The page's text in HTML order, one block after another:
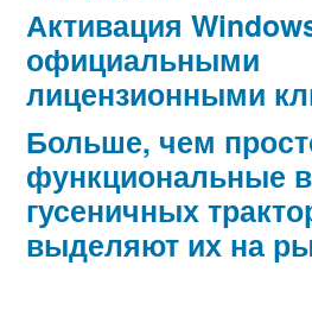
Активация
официальными
лицензионными
Больше, чем
функциональные
гусеничных
выделяют их на